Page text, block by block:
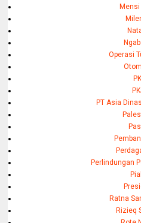
Operasi
PKI
PT Asia
Perlindungan
Ratna
Rizieq